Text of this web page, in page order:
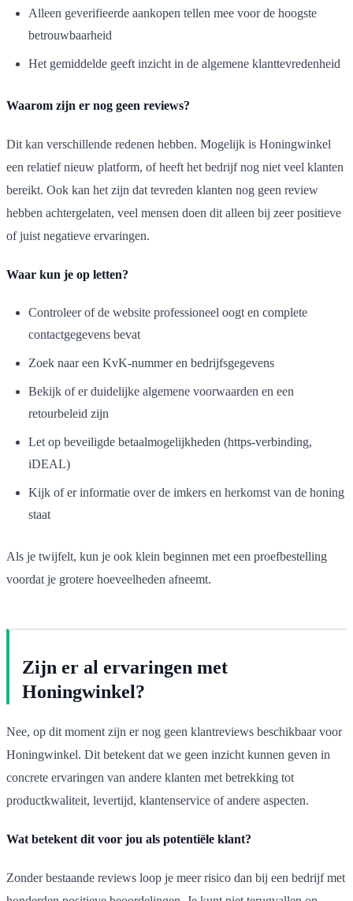
Alleen geverifieerde aankopen tellen mee voor de hoogste
betrouwbaarheid
Het gemiddelde geeft inzicht in de algemene klanttevredenheid
Waarom zijn er nog geen reviews?
Dit kan verschillende redenen hebben. Mogelijk is Honingwinkel
een relatief nieuw platform, of heeft het bedrijf nog niet veel klanten
bereikt. Ook kan het zijn dat tevreden klanten nog geen review
hebben achtergelaten, veel mensen doen dit alleen bij zeer positieve
of juist negatieve ervaringen.
Waar kun je op letten?
Controleer of de website professioneel oogt en complete
contactgegevens bevat
Zoek naar een KvK-nummer en bedrijfsgegevens
Bekijk of er duidelijke algemene voorwaarden en een
retourbeleid zijn
Let op beveiligde betaalmogelijkheden (https-verbinding,
iDEAL)
Kijk of er informatie over de imkers en herkomst van de honing
staat
Als je twijfelt, kun je ook klein beginnen met een proefbestelling
voordat je grotere hoeveelheden afneemt.
Zijn er al ervaringen met
Honingwinkel?
Nee, op dit moment zijn er nog geen klantreviews beschikbaar voor
Honingwinkel. Dit betekent dat we geen inzicht kunnen geven in
concrete ervaringen van andere klanten met betrekking tot
productkwaliteit, levertijd, klantenservice of andere aspecten.
Wat betekent dit voor jou als potentiële klant?
Zonder bestaande reviews loop je meer risico dan bij een bedrijf met